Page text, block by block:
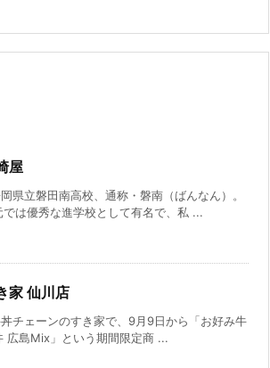
屋
県立磐田南高校、通称・磐南（ばんなん）。
では優秀な進学校として有名で、私 ...
家 仙川店
チェーンのすき家で、9月9日から「お好み牛
広島Mix」という期間限定商 ...